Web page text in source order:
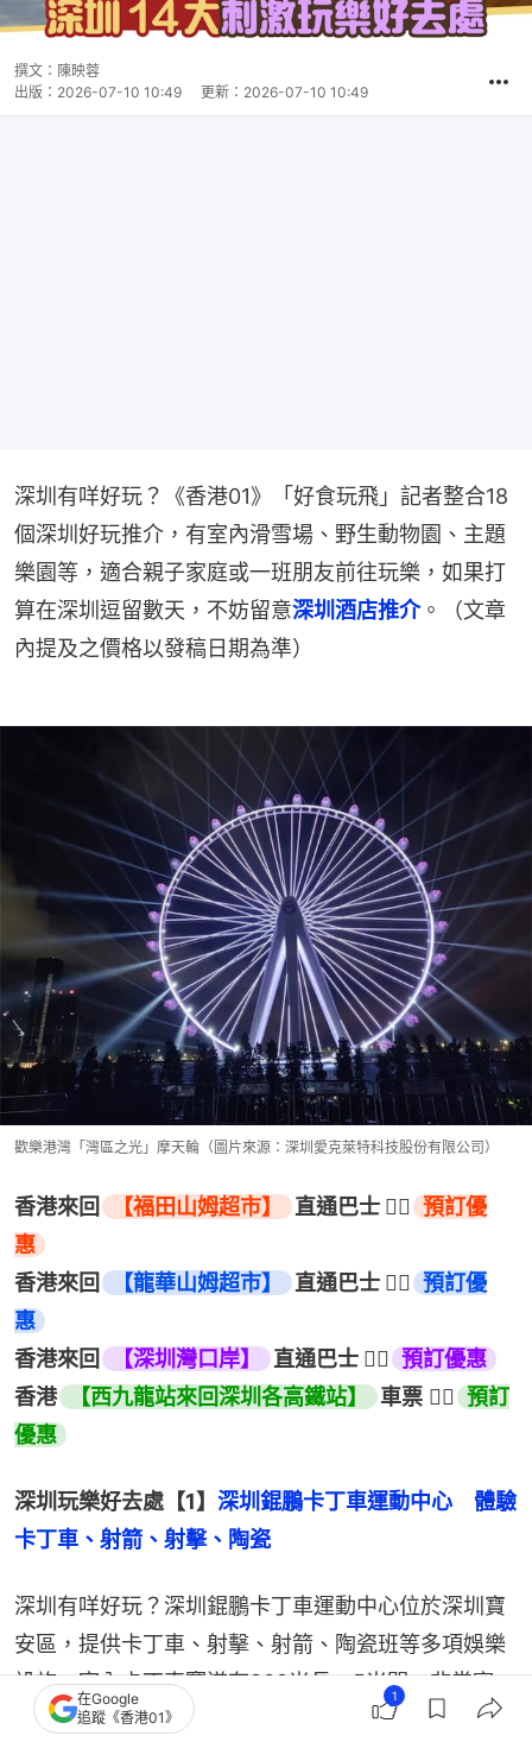
撰文： 陳映蓉
出版： 2026-07-10 10:49 更新： 2026-07-10 10:49
深圳有咩好玩？《香港01》「好食玩飛」記者整合18
個深圳好玩推介，有室內滑雪場、野生動物園、主題
樂園等，適合親子家庭或一班朋友前往玩樂，如果打
算在深圳逗留數天，不妨留意深圳酒店推介。（文章
內提及之價格以發稿日期為準）
歡樂港灣「灣區之光」摩天輪（圖片來源：深圳愛克萊特科技股份有限公司）
香港來回 【福田山姆超市】 直通巴士 👉🏻 預訂優
惠
香港來回
【龍華山姆超市】 直通巴士 👉🏻 預訂優
惠
香港來回
【深圳灣口岸】 直通巴士 👉🏻 預訂優惠
香港
【西九龍站來回深圳各高鐵站】 車票 👉🏻 預訂
優惠
深圳玩樂好去處【1】 深圳錕鵬卡丁車運動中心　體驗
卡丁車、射箭、射擊、陶瓷
深圳有咩好玩？深圳錕鵬卡丁車運動中心位於深圳寶
安區，提供卡丁車、射擊、射箭、陶瓷班等多項娛樂
設施。室內卡丁車賽道有200米長、5米闊，非常寬
敞，而且賽道直曲結合，難度有高有低，刺激又好
在Google
追蹤《香港01》
1